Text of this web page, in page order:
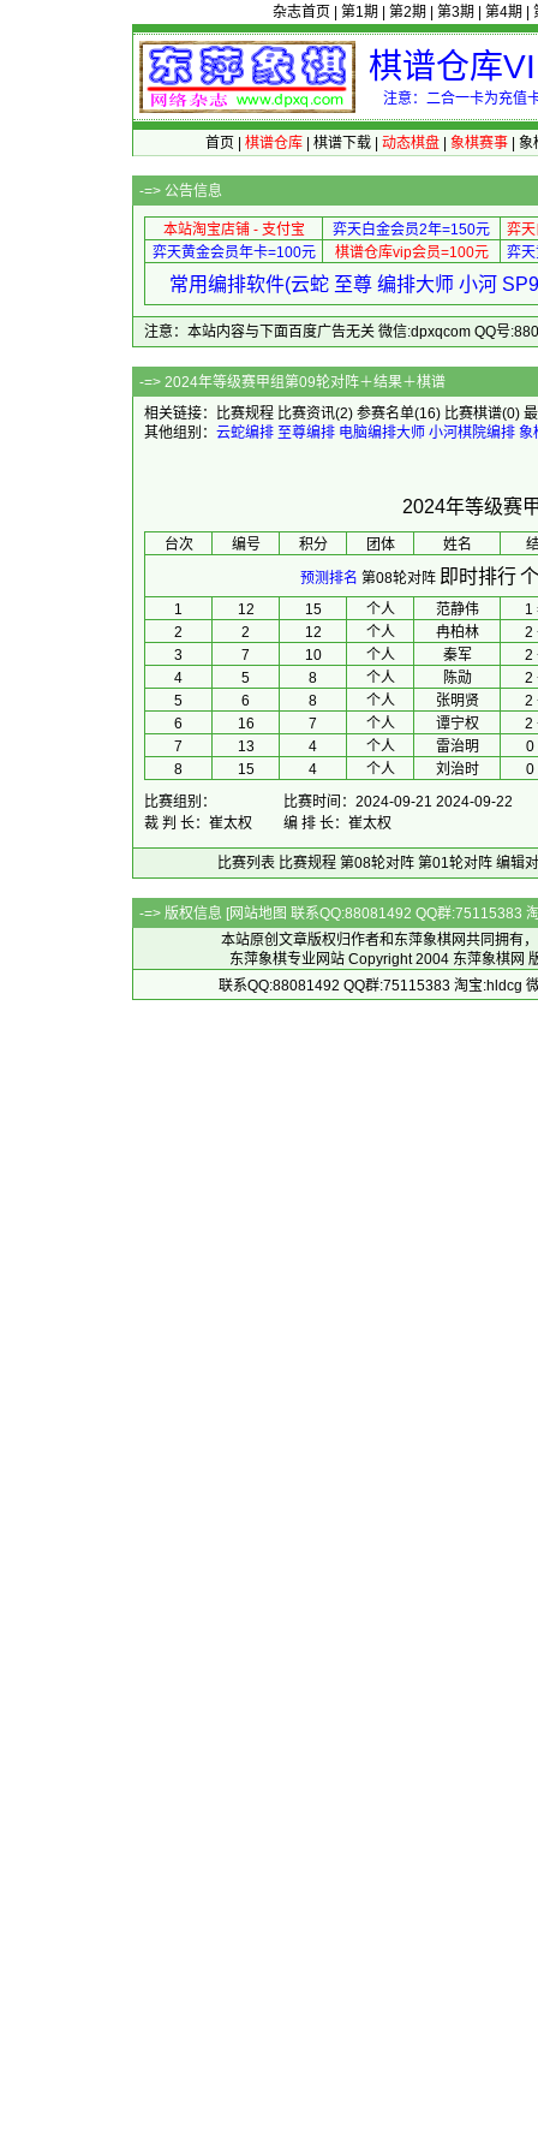
杂志首页 第1期 第2期 第3期 第4期
棋谱仓库
注意：二合一卡为充值
首页 棋谱仓库| 棋谱下载| 动态棋盘| 象棋赛事| 象
-=> 公告信息
本站淘宝店铺 - 支付宝 弈天白金会员2年=150元
弈
弈天黄金会员年卡=100元
棋谱仓库vip会员=100元 弈
常用编排软件(云蛇 至尊 编排大师 小河
注意：本站内容与下面百度广告无关 微信:dpxqcom QQ号
-=> 2024年等级赛甲组第
相关链接：
比赛规程 比赛资讯(2) 参赛名单(16) 比赛棋谱(0)
其他组别： 云蛇编排 至尊编排 电脑编排大师 小河棋院编排 象
2024年等级赛
台次 编号 积分 团体 姓名
预测排名 第08轮对阵 即时排行
1 12 15 个人 范静伟
1
2
2 12 个人 冉柏林
2
3
7 10 个人 秦军
2
4
5 8 个人 陈勋
2
5
6 8 个人 张明贤
2
6
16 7 个人 谭宁权
2
7
13 4 个人 雷治明
0
8
15 4 个人 刘治时
0
比赛组别：
比赛时间：2024-09-21 2024-09-22
裁 判 长：崔太权
编 排 长：崔太权
比赛列表 比赛规程 第08轮对阵 第01轮对阵 编辑
-=> 版权信息 [网站地图 联系QQ:88081492 QQ群:75115383
本站原创文章版权归作者和 东萍象棋网共同拥有
东萍象棋专业网站 Copyright 2004 东萍象棋网
联系QQ:88081492 QQ群:75115383 淘宝:hldcg